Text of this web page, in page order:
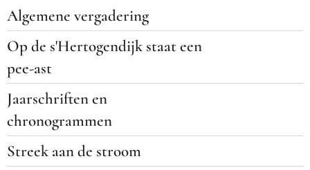
Algemene vergadering
Op de s'Hertogendijk staat een
pee-ast
Jaarschriften en
chronogrammen
Streek aan de stroom